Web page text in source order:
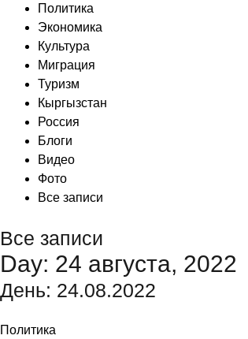
Политика
Экономика
Культура
Миграция
Туризм
Кыргызстан
Россия
Блоги
Видео
Фото
Все записи
Все записи
Day: 24 августа, 2022
День: 24.08.2022
Политика